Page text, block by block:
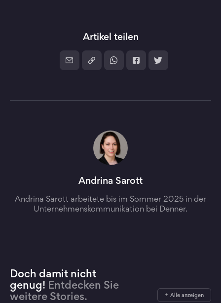
Artikel teilen
Andrina Sarott
Andrina Sarott arbeitete bis im Sommer 2025 in der
Unternehmenskommunikation bei Denner.
Doch damit nicht
genug! Entdecken Sie
weitere Stories.
Alle anzeigen